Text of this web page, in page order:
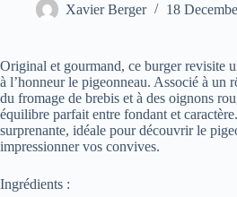
Xavier Berger 18
Original et gourmand, ce burger revisite
à l’honneur le pigeonneau. Associé à un
du fromage de brebis et à des oignons
équilibre parfait entre fondant et
surprenante, idéale pour découvrir le
impressionner vos convives.
Ingrédients :